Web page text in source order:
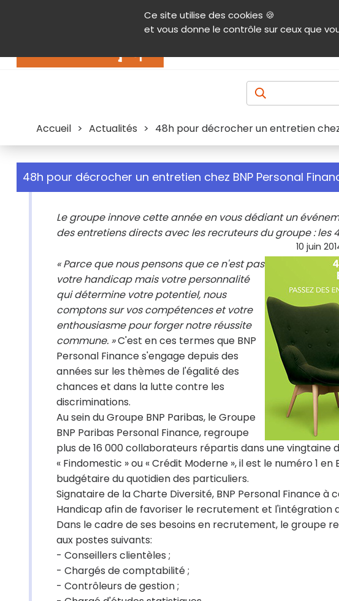
Ce site utilise des cookies 🍪
et vous donne le contrôle sur ceux que
Contenu Aide et accessibilité Menu principal
Produits &
Accueil > Actualités > 48h pour décrocher un entretien
48h pour décrocher un entretien chez BNP Personal
Le groupe innove cette année en vous dédiant un
des entretiens directs avec les recruteurs du groupe : les
10 juin
« Parce que nous pensons que ce n'est pas
votre handicap mais votre personnalité
qui détermine votre potentiel, nous
comptons sur vos compétences et votre
enthousiasme pour forger notre réussite
commune. »C'est en ces termes que BNP
Personal Finance s'engage depuis des
années sur les thèmes de l'égalité des
chances et dans la lutte contre les
discriminations.
Au sein du Groupe BNP Paribas, le Groupe
BNP Paribas Personal Finance, regroupe
plus de 16 000 collaborateurs répartis dans une vingtaine
« Findomestic » ou « Crédit Moderne », il est le numéro 1
budgétaire du quotidien des particuliers.
Signataire de la Charte Diversité, BNP Personal Finance à
Handicap afin de favoriser le recrutement et l'intégration
Dans le cadre de ses besoins en recrutement, le groupe
aux postes suivants:
- Conseillers clientèles ;
- Chargés de comptabilité ;
- Contrôleurs de gestion ;